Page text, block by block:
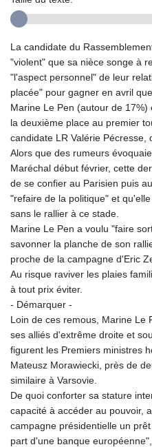
La candidate du
"violent" que sa nièce songe à
"l'aspect personnel" de leur
placée" pour gagner en avril
Marine Le Pen (autour de
la deuxième place au premier
candidate LR Valérie Pécresse,
Alors que des rumeurs
Maréchal début février, cette
de se confier au Parisien puis
"refaire de la politique" et
sans le rallier à ce stade.
Marine Le Pen a voulu "faire
savonner la planche de son
proche de la campagne d'Eric
Au risque raviver les plaies
à tout prix éviter.
- Démarquer -
Loin de ces remous, Marine Le
ses alliés d'extrême droite et
figurent les Premiers ministres
Mateusz Morawiecki, près de
similaire à Varsovie.
De quoi conforter sa stature
capacité à accéder au pouvoir,
campagne présidentielle un
part d'une banque